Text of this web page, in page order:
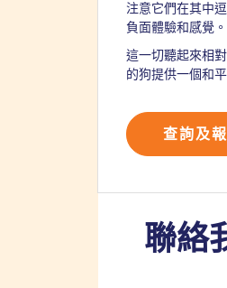
注意它們在其中
負面體驗和感覺。
這一切聽起來相
的狗提供一個和
查詢及
聯絡